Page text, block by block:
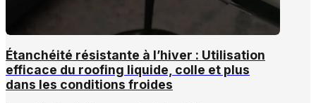
Étanchéité résistante à l’hiver : Utilisation
efficace du roofing liquide, colle et plus
dans les conditions froides